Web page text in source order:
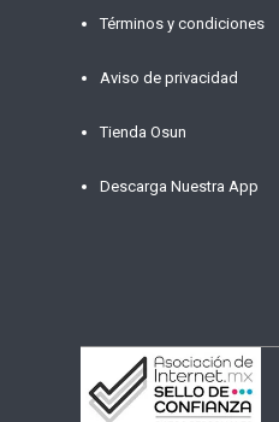
Términos y condiciones
Aviso de privacidad
Tienda Osun
Descarga Nuestra App